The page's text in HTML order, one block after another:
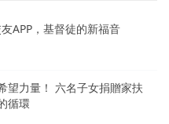
APP，基督徒的新福音
望力量！ 六名子女捐贈家扶
循環